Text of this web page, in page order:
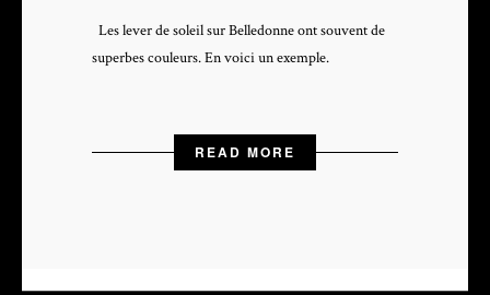
Les lever de soleil sur Belledonne ont souvent de
superbes couleurs. En voici un exemple.
READ MORE